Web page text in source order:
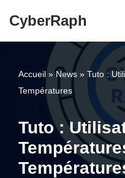
CyberRaph
Accueil »News » Tuto :
Températures
Tuto :